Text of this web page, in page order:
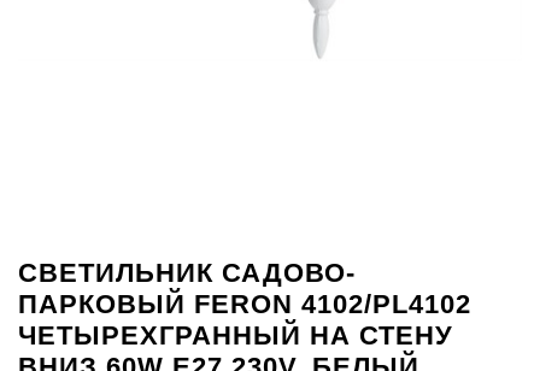
СВЕТИЛЬНИК САДОВО-
ПАРКОВЫЙ FERON 4102/PL4102
ЧЕТЫРЕХГРАННЫЙ НА СТЕНУ